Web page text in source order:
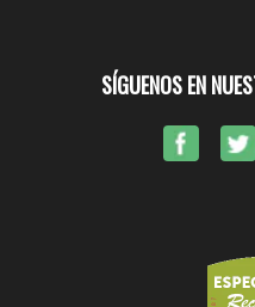
SÍGUENOS EN